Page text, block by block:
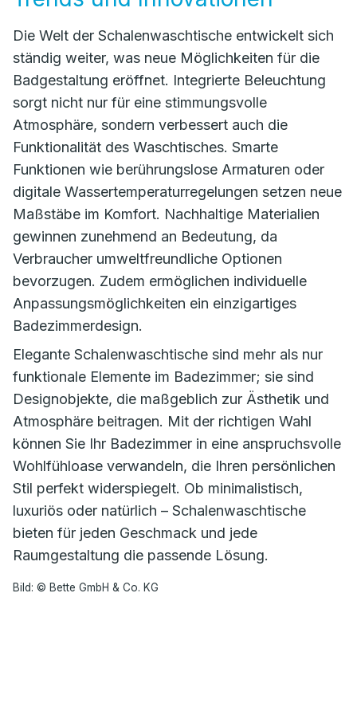
Die Welt der Schalenwaschtische entwickelt sich
ständig weiter, was neue Möglichkeiten für die
Badgestaltung eröffnet. Integrierte Beleuchtung
sorgt nicht nur für eine stimmungsvolle
Atmosphäre, sondern verbessert auch die
Funktionalität des Waschtisches. Smarte
Funktionen wie berührungslose Armaturen oder
digitale Wassertemperaturregelungen setzen neue
Maßstäbe im Komfort. Nachhaltige Materialien
gewinnen zunehmend an Bedeutung, da
Verbraucher umweltfreundliche Optionen
bevorzugen. Zudem ermöglichen individuelle
Anpassungsmöglichkeiten ein einzigartiges
Badezimmerdesign.
Elegante Schalenwaschtische sind mehr als nur
funktionale Elemente im Badezimmer; sie sind
Designobjekte, die maßgeblich zur Ästhetik und
Atmosphäre beitragen. Mit der richtigen Wahl
können Sie Ihr Badezimmer in eine anspruchsvolle
Wohlfühloase verwandeln, die Ihren persönlichen
Stil perfekt widerspiegelt. Ob minimalistisch,
luxuriös oder natürlich – Schalenwaschtische
bieten für jeden Geschmack und jede
Raumgestaltung die passende Lösung.
Bild: © Bette GmbH & Co. KG